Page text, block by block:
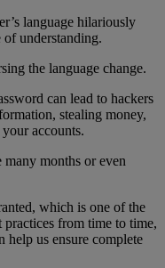
language hilariously
understanding.
the language change.
can lead to hackers
stealing money,
accounts.
many months or even
which is one of the
from time to time,
help us ensure complete